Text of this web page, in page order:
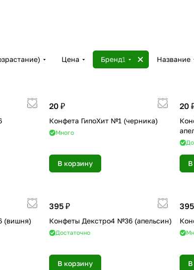
Цена Бренд1 Название
20 ₽
Конфета ГипоХит №1 (черника)
Много
В корзину
20
В
(вишня)
395 ₽
Конфеты Декстро4 №36 (апельсин)
Достаточно
В корзину В